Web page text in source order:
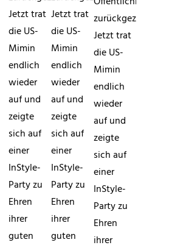
Jetzt trat
die US-
Mimin
endlich
wieder
auf und
zeigte
sich auf
einer
InStyle-
Party zu
Ehren
ihrer
guten
Jetzt trat
die US-
Mimin
endlich
wieder
auf und
zeigte
sich auf
einer
InStyle-
Party zu
Ehren
ihrer
guten
zurückgezogen.
Jetzt trat
die US-
Mimin
endlich
wieder
auf und
zeigte
sich auf
einer
InStyle-
Party zu
Ehren
ihrer